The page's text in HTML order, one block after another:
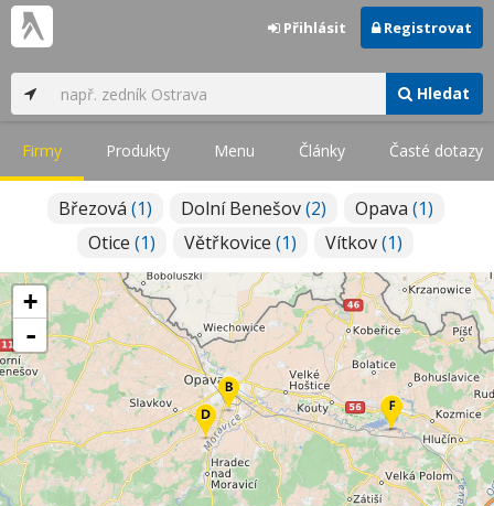
Hledat
Přihlásit Registrovat
Firmy Produkty Menu Články Časté dotazy
Březová (1) Dolní Benešov(2) Opava (1)
Otice (1) Větřkovice (1) Vítkov(1)
+
-